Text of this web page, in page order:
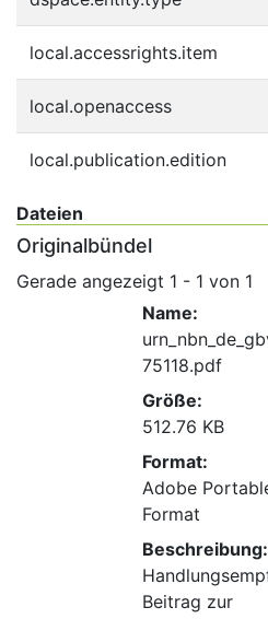
local.accessrights.item
local.openaccess
local.publication.edition
Dateien
Originalbündel
Gerade angezeigt 1 - 1 von 1
Name:
75118.pdf
Größe:
512.76 KB
Format:
Adobe
Format
Beschreibung:
Beitrag zur